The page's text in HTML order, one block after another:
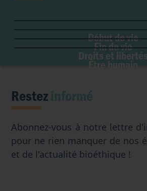
Début de vie
Fin de vie
Euthanasie
Don d'organes
Droits et libertés
Liberté de
Liberté
Accès aux
Être humain
Maladie &
Genre &
Restezinformé
Abonnez-vous à notre lettre
pour ne rien manquer de nos
et de l'actualité bioéthique !